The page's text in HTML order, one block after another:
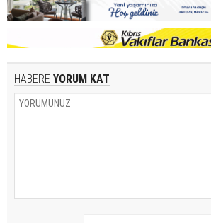
HABERE YORUM KAT